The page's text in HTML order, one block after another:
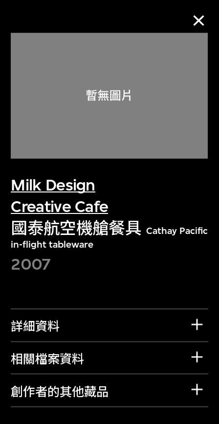
Milk Design
Creative Cafe
國泰航空機艙餐具 Cathay Pacific
in-flight tableware
2007
詳細資料
相關檔案資料
創作者的其他藏品
關於M+藏品
探索世界頂級的二十及二十一世紀視覺
文化藏品。